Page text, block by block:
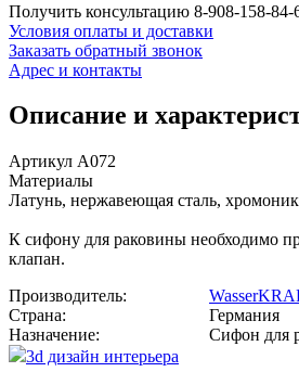
Получить консультацию 8-908-158-84-
Условия оплаты и доставки
Заказать обратный звонок
Адрес и контакты
Описание и
Артикул A072
Материалы
Латунь, нержавеющая сталь,
К сифону для раковины необходимо
клапан.
Производитель:
Страна:
Германия
Назначение:
Сифон для
3d дизайн интерьера